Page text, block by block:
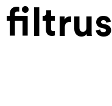
filtrus